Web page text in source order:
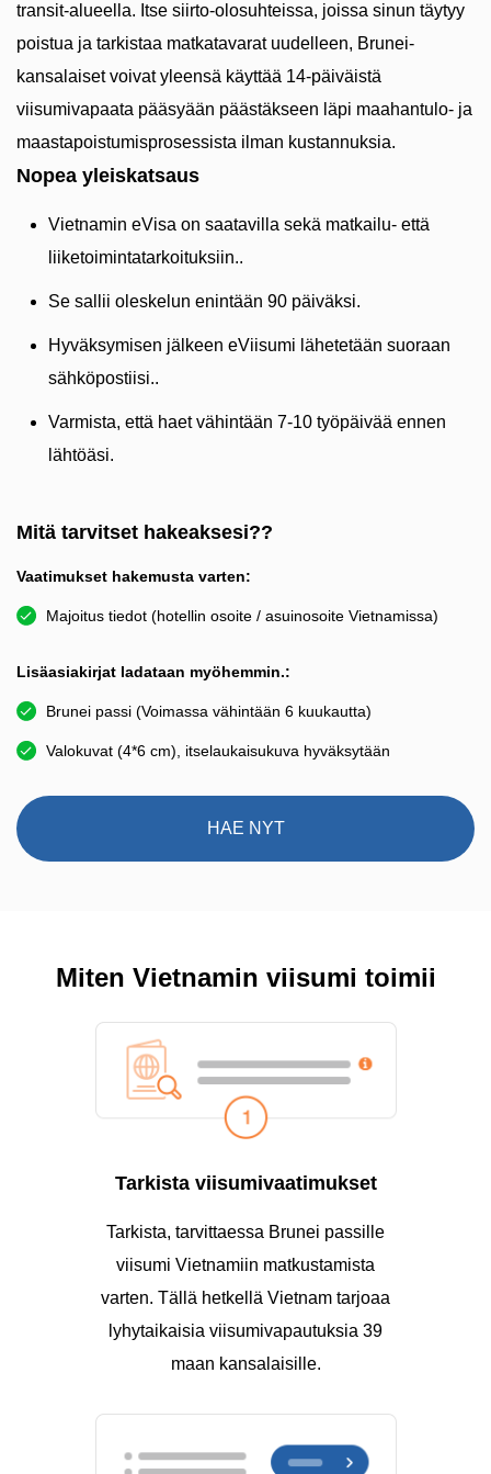
transit-alueella. Itse siirto-olosuhteissa, joissa sinun täytyy
poistua ja tarkistaa matkatavarat uudelleen, Brunei-
kansalaiset voivat yleensä käyttää 14-päiväistä
viisumivapaata pääsyään päästäkseen läpi maahantulo- ja
maastapoistumisprosessista ilman kustannuksia.
Nopea yleiskatsaus
Vietnamin eVisa on saatavilla sekä matkailu- että
liiketoimintatarkoituksiin..
Se sallii oleskelun enintään 90 päiväksi.
Hyväksymisen jälkeen eViisumi lähetetään suoraan
sähköpostiisi..
Varmista, että haet vähintään 7-10 työpäivää ennen
lähtöäsi.
Mitä tarvitset hakeaksesi??
Vaatimukset hakemusta varten:
Majoitus tiedot (hotellin osoite / asuinosoite Vietnamissa)
Lisäasiakirjat ladataan myöhemmin.:
Brunei passi (Voimassa vähintään 6 kuukautta)
Valokuvat (4*6 cm), itselaukaisukuva hyväksytään
HAE NYT
Miten Vietnamin viisumi toimii
Tarkista viisumivaatimukset
Tarkista, tarvittaessa Brunei passille
viisumi Vietnamiin matkustamista
varten. Tällä hetkellä Vietnam tarjoaa
lyhytaikaisia viisumivapautuksia 39
maan kansalaisille.